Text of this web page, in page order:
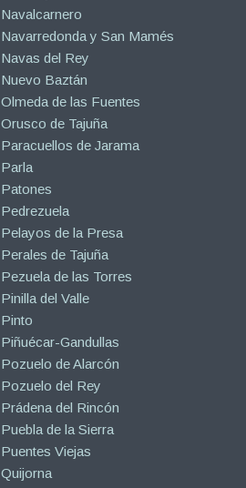
Navalcarnero
Navarredonda y San Mamés
Navas del Rey
Nuevo Baztán
Olmeda de las Fuentes
Orusco de Tajuña
Paracuellos de Jarama
Parla
Patones
Pedrezuela
Pelayos de la Presa
Perales de Tajuña
Pezuela de las Torres
Pinilla del Valle
Pinto
Piñuécar-Gandullas
Pozuelo de Alarcón
Pozuelo del Rey
Prádena del Rincón
Puebla de la Sierra
Puentes Viejas
Quijorna